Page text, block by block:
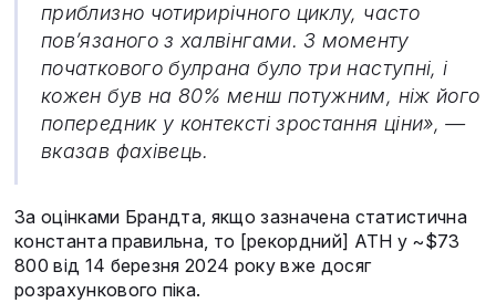
приблизно чотирирічного циклу, часто
пов’язаного з халвінгами. З моменту
початкового булрана було три наступні, і
кожен був на 80% менш потужним, ніж його
попередник у контексті зростання ціни», —
вказав фахівець.
За оцінками Брандта, якщо зазначена статистична
константа правильна, то [рекордний] ATH у ~$73
800 від 14 березня 2024 року вже досяг
розрахункового піка.